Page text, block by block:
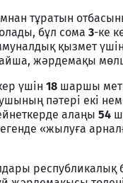
тұратын
бұл сома 3-ке
қызмет
жәрдемақы
үшін 18 шаршы
пәтері екі
алаңы 54
«жылуға
республикалық